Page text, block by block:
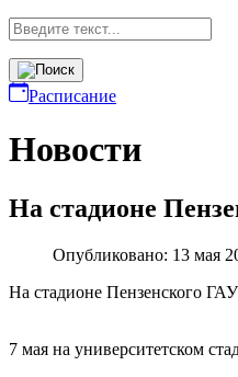
Расписание
Новости
На стадионе
Опубликовано: 13 мая
На стадионе Пензенского
7 мая на университетском